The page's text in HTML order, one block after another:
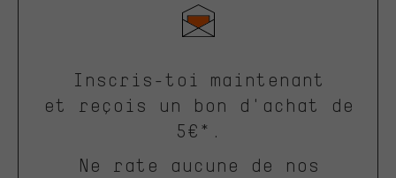
Inscris-toi maintenant
et reçois un bon d'achat de
5€*.
Ne rate aucune de nos